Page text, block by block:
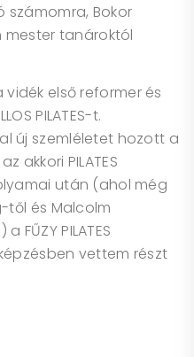
Bokor
mester tanároktól
első reformer és
PILATES-t.
új szemléletet hozott a
akkori PILATES
után (ahol még
től és Malcolm
PILATES
vettem részt